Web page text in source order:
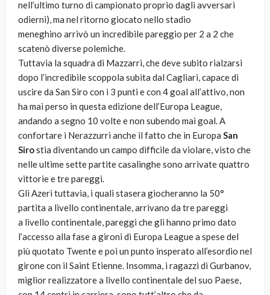
nell’ultimo turno di campionato proprio dagli avversari
odierni), ma nel ritorno giocato nello stadio
meneghino arrivò un incredibile pareggio per 2 a 2 che
scatenò diverse polemiche.
Tuttavia la squadra di Mazzarri, che deve subito rialzarsi
dopo l’incredibile scoppola subita dal Cagliari, capace di
uscire da San Siro con i 3 punti e con 4 goal all’attivo, non
ha mai perso in questa edizione dell’Europa League,
andando a segno 10 volte e non subendo mai goal. A
confortare i Nerazzurri anche il fatto che in Europa San
Sirostia diventando un campo difficile da violare, visto che
nelle ultime sette partite casalinghe sono arrivate quattro
vittorie e tre pareggi.
Gli Azeri tuttavia, i quali stasera giocheranno la 50°
partita a livello continentale, arrivano da tre pareggi
a livello continentale, pareggi che gli hanno primo dato
l’accesso alla fase a gironi di Europa League a spese del
più quotato Twente e poi un punto insperato all’esordio nel
girone con il Saint Etienne. Insomma, i ragazzi di Gurbanov,
miglior realizzatore a livello continentale del suo Paese,